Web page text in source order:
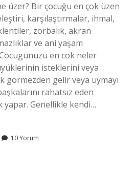
üzer? Bir çocuğu en çok üzen
karşılaştırmalar, ihmal,
zorbalık, akran
ve ani yaşam
en cok neler
isteklerini veya
görmezden gelir veya uymayı
rahatsız eden
Genellikle kendi…
10 Yorum